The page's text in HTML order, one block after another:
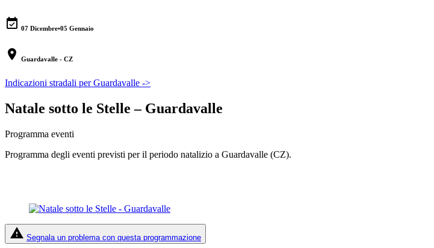
event_available 07 Dicembre•05 Gennaio
location_on Guardavalle - CZ
Indicazioni stradali per Guardavalle ->
Natale sotto le Stelle – Guardavalle
Programma eventi
Programma degli eventi previsti per il periodo natalizio a Guardavalle (CZ).
report_problem Segnala un problema con questa programmazione